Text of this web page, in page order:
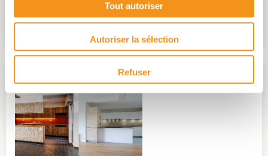
Tout autoriser
Autoriser la sélection
Refuser
BIENS DIFFICILES À VENDRE : COMMENT
TRANSFORMER UNE IMPASSE EN